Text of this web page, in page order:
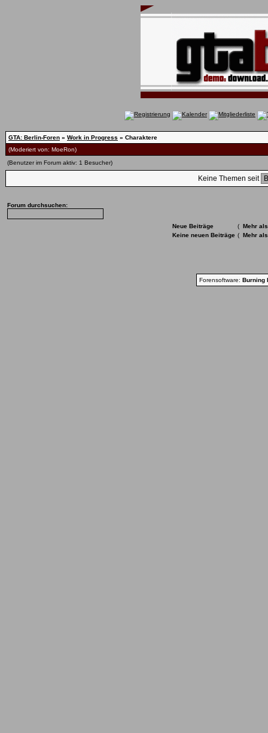
GTA: Berlin-Foren » Work in Progress » Charaktere
(Moderiert von: MoeRon)
(Benutzer im Forum aktiv: 1 Besucher)
Keine Themen seit
Forum durchsuchen:
Neue Beiträge ( Mehr
Keine neuen Beiträge ( Mehr
Forensoftware: Burning